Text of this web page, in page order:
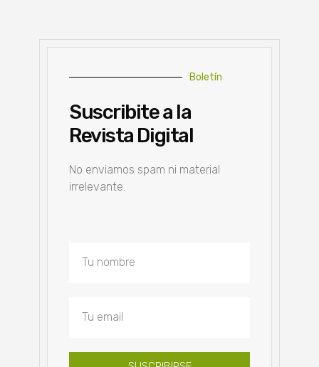
Boletín
Suscribite a la
Revista Digital
No enviamos spam ni material
irrelevante.